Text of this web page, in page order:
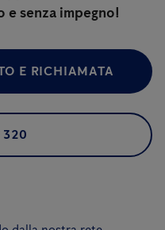
e senza impegno!
E RICHIAMATA